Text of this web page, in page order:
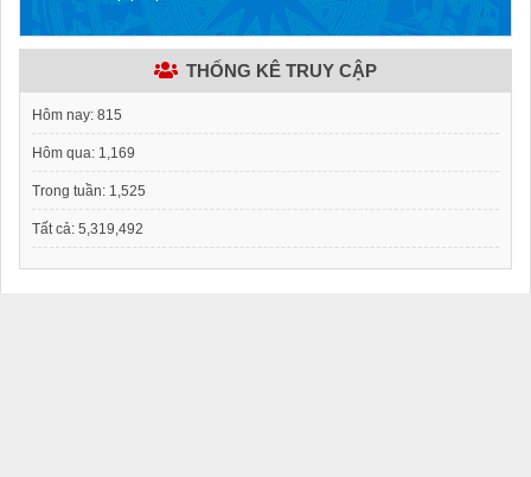
THỐNG KÊ TRUY CẬP
Hôm nay: 815
Hôm qua: 1,169
Trong tuần: 1,525
Tất cả: 5,319,492